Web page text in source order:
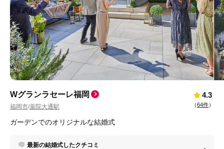
Wグランラセーレ福岡
福岡市/薬院大通駅
4.3
（64件）
ガーデンでのオリジナルな結婚式
最新の結婚式したクチコミ